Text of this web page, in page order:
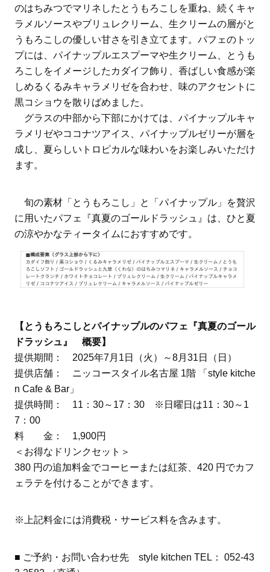
のはちみつでマリネしたとうもろこしを重ね、続くキャ
ラメルソースやブリュレクリーム、生クリームの層がと
うもろこしの優しい甘さを引き立てます。パフェのトッ
プには、パイナップルエスプーマや生クリーム、とうも
ろこしをイメージしたカダイフ飾り、香ばしい食感が楽
しめるくるみキャラメリゼを合わせ、味のアクセントに
黒コショウを散りばめました。
グラスの中部から下部にかけては、パイナップルキャ
ラメリゼやココナツアイス、パイナップルゼリーが層を
成し、夏らしいトロピカルな味わいをお楽しみいただけ
ます。
旬の素材「とうもろこし」と「パイナップル」を贅沢
に用いたパフェ『真夏のゴールドラッシュ』は、ひと夏
の涼やかなティータイムにおすすめです。
【とうもろこしとパイナップルのパフェ『真夏のゴール
ドラッシュ』 概要】
提供期間： 2025年7月1日（火）～8月31日（日）
提供店舗： ニッコースタイル名古屋 1階 「style kitche
n Cafe & Bar」
提供時間： 11：30～17：30 ※日曜日は11：30～1
7：00
料 金： 1,900円
＜お得なドリンクセット＞
380 円の追加料金でコーヒーまたは紅茶、420 円でカフ
ェラテを付けることができます。
※上記料金には消費税・サービス料を含みます。
■ ご予約・お問い合わせ先 style kitchen TEL： 052‐43